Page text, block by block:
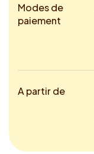
Modes de
paiement
A partir de